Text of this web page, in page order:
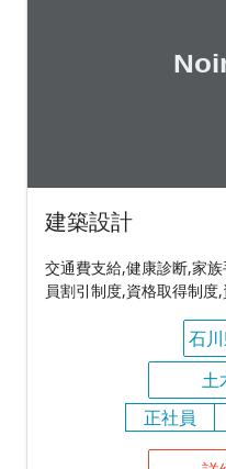
建築設計
交通費支給,健康診断,家
員割引制度,資格取得制
石
土
正社員